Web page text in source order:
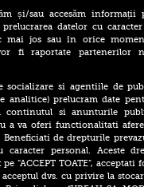
a fost arestată în
pentru spionaj în
Rusiei
Nile: două
au murit, iar
cazurilor a ajuns la
de protecție
țânțarilor
și/sau accesăm informații
datelor cu caracter
mai jos sau în orice
vor fi raportate
si agentiile de
prelucram date
continutul si anunturile
a va oferi functionalitati
de drepturile
caracter personal. Aceste
“ACCEPT TOATE”,
dvs. cu privire la